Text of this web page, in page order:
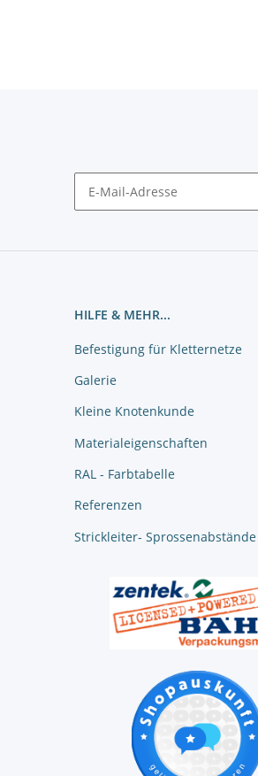
HILFE & MEHR...
Befestigung für Kletternetze
Galerie
Kleine Knotenkunde
Materialeigenschaften
RAL - Farbtabelle
Referenzen
Strickleiter- Sprossenabstände